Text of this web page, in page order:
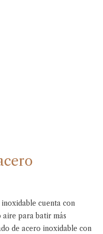
cuenta con
aire para batir más
de acero inoxidable con